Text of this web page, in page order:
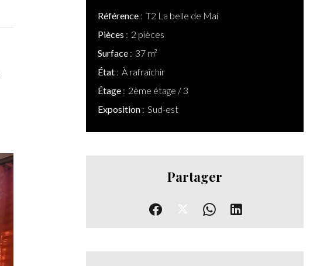
Référence
T2 La belle de Mai
Pièces
2 pièces
Surface
37 m²
État
À rafraîchir
Étage
2ème étage / 3
Exposition
Sud-est
Partager